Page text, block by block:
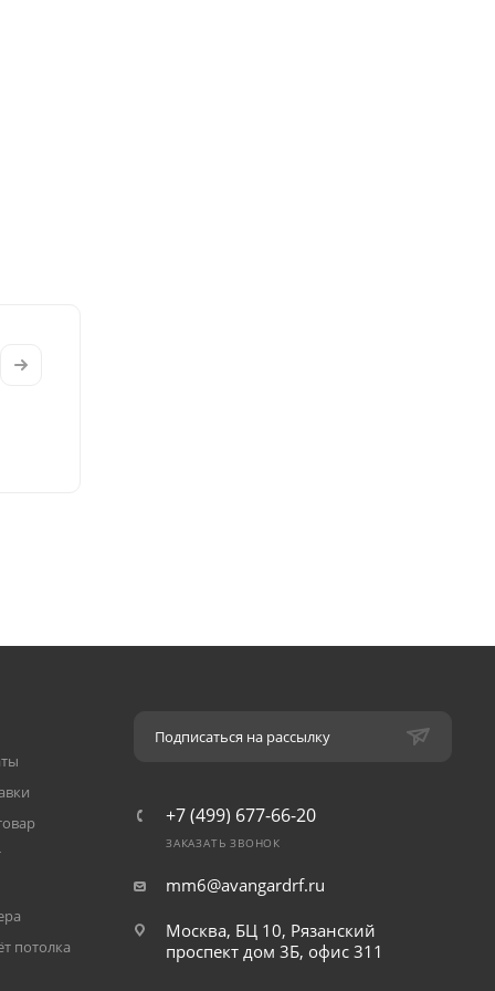
потолка
Подписаться на рассылку
+7 (499) 677-66-20
ЗАКАЗАТЬ ЗВОНОК
mm6@avangardrf.ru
Москва, БЦ 10, Рязанский
проспект дом 3Б, офис 311